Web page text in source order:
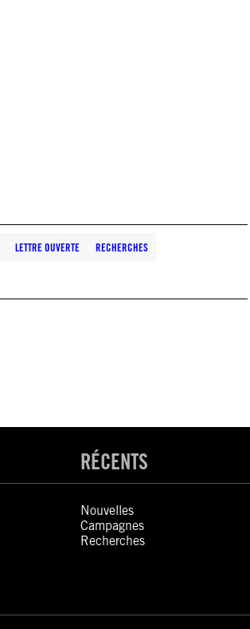
LETTRE OUVERTE RECHERCHES
RÉCENTS
Nouvelles
Campagnes
Recherches